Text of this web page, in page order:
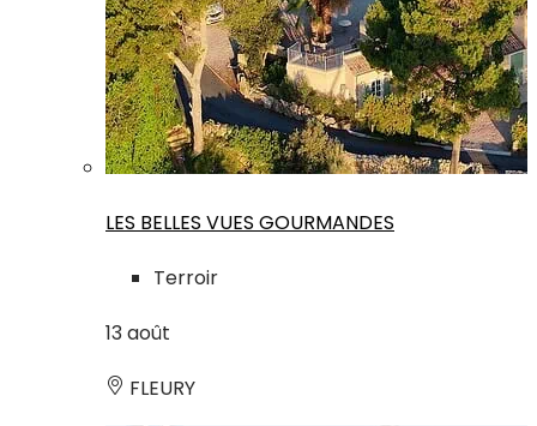
LES BELLES VUES GOURMANDES
Terroir
13août
FLEURY